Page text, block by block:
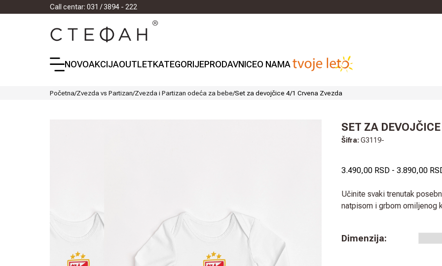
Call centar: 031 / 3894 - 222
NOVOAKCIJAOUTLETKATEGORIJEPRODAVNICEO NAMA
Početna/Zvezda vs Partizan/Zvezda i Partizan odeća za bebe/Set za devojčice 4/1 Crvena Zvezda
SET ZA
Šifra: G3119-
3.490,00 RSD- 3.890,00
Učinite svaki trenutak
natpisom i grbom omiljenog
Dimenzija: